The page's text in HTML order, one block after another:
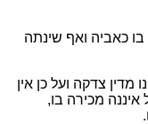
כאביה ואף שינתה
מדין צדקה ועל כן אין
איננה מכירה בו,